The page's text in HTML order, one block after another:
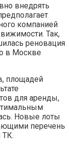
внедрять
компанией
Так,
реновация
в Москве
площадей
для аренды,
Новые лоты
перечень
ТК.